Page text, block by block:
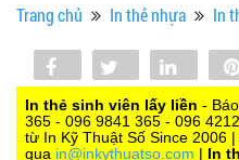
Trang chủ In thẻ nhựa In
Share Tweet Share
0
In thẻ sinh viên lấy liền -
365 - 096 9841 365 - 096
từ In Kỹ Thuật Số Since 2006
qua in@inkythuatso.com | In